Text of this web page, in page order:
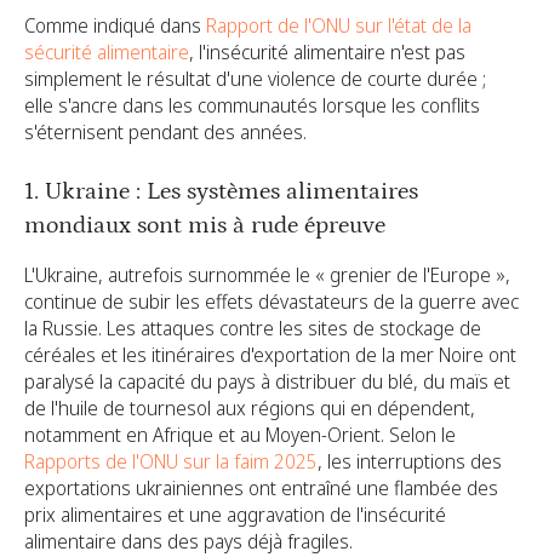
Comme indiqué dans Rapport de l'ONU sur l'état de la
sécurité alimentaire, l'insécurité alimentaire n'est pas
simplement le résultat d'une violence de courte durée ;
elle s'ancre dans les communautés lorsque les conflits
s'éternisent pendant des années.
1. Ukraine : Les systèmes alimentaires
mondiaux sont mis à rude épreuve
L'Ukraine, autrefois surnommée le « grenier de l'Europe »,
continue de subir les effets dévastateurs de la guerre avec
la Russie. Les attaques contre les sites de stockage de
céréales et les itinéraires d'exportation de la mer Noire ont
paralysé la capacité du pays à distribuer du blé, du maïs et
de l'huile de tournesol aux régions qui en dépendent,
notamment en Afrique et au Moyen-Orient. Selon le
Rapports de l'ONU sur la faim 2025, les interruptions des
exportations ukrainiennes ont entraîné une flambée des
prix alimentaires et une aggravation de l'insécurité
alimentaire dans des pays déjà fragiles.